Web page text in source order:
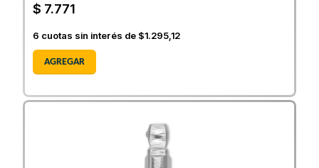
$ 7.771
6 cuotas sin interés de $1.295,12
AGREGAR